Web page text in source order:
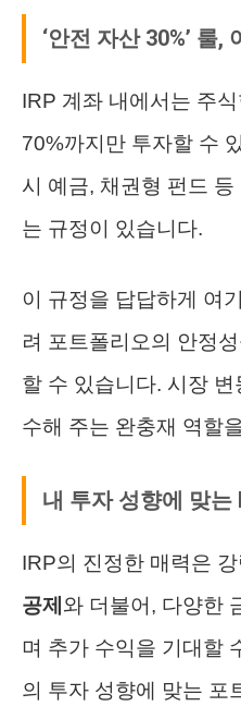
‘안전 자산 30%’ 룰,
IRP 계좌 내에서는 주
70%까지만 투자할 수
시 예금, 채권형 펀드
는 규정이 있습니다.
이 규정을 답답하게 여
려 포트폴리오의 안정
할 수 있습니다. 시장
수해 주는 완충재 역할
내 투자 성향에 맞는
IRP의 진정한 매력은
공제 와 더불어, 다양한
며 추가 수익을 기대할
의 투자 성향에 맞는 포